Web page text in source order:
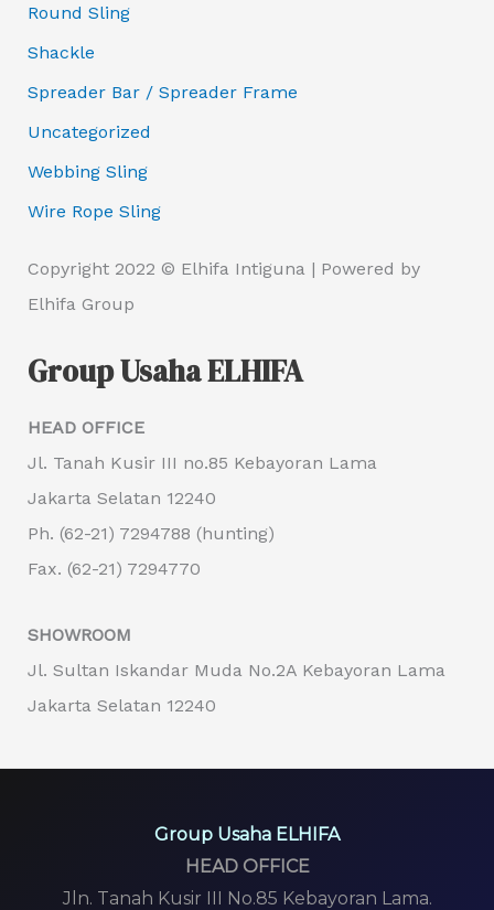
Round Sling
Shackle
Spreader Bar / Spreader Frame
Uncategorized
Webbing Sling
Wire Rope Sling
Copyright 2022 © Elhifa Intiguna | Powered by
Elhifa Group
Group Usaha ELHIFA
HEAD OFFICE
Jl. Tanah Kusir III no.85 Kebayoran Lama
Jakarta Selatan 12240
Ph. (62-21) 7294788 (hunting)
Fax. (62-21) 7294770
SHOWROOM
Jl. Sultan Iskandar Muda No.2A Kebayoran Lama
Jakarta Selatan 12240
Group Usaha ELHIFA
HEAD OFFICE
Jln. Tanah Kusir III No.85 Kebayoran Lama.